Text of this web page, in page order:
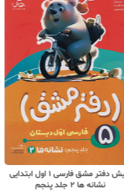
پویش دفتر مشق فارسی 1 اول ابتدایی
نشانه ها 2 جلد پنجم